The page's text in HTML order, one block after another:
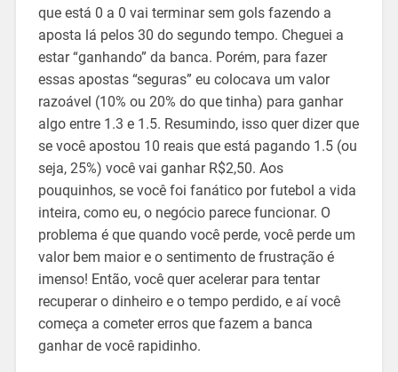
que está 0 a 0 vai terminar sem gols fazendo a
aposta lá pelos 30 do segundo tempo. Cheguei a
estar “ganhando” da banca. Porém, para fazer
essas apostas “seguras” eu colocava um valor
razoável (10% ou 20% do que tinha) para ganhar
algo entre 1.3 e 1.5. Resumindo, isso quer dizer que
se você apostou 10 reais que está pagando 1.5 (ou
seja, 25%) você vai ganhar R$2,50. Aos
pouquinhos, se você foi fanático por futebol a vida
inteira, como eu, o negócio parece funcionar. O
problema é que quando você perde, você perde um
valor bem maior e o sentimento de frustração é
imenso! Então, você quer acelerar para tentar
recuperar o dinheiro e o tempo perdido, e aí você
começa a cometer erros que fazem a banca
ganhar de você rapidinho.